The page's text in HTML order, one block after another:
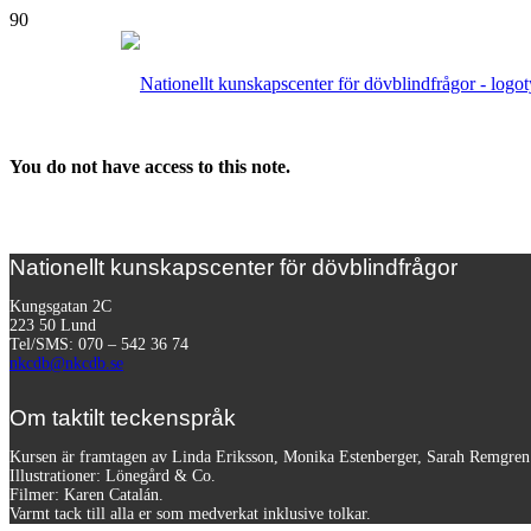
You do not have access to this note.
Nationellt kunskapscenter för dövblindfrågor
Kungsgatan 2C
223 50 Lund
Tel/SMS: 070 – 542 36 74
nkcdb@nkcdb.se
Om taktilt teckenspråk
Kursen är framtagen av Linda Eriksson, Monika Estenberger, Sarah
Illustrationer: Lönegård & Co.
Filmer: Karen Catalán.
Varmt tack till alla er som medverkat inklusive tolkar.